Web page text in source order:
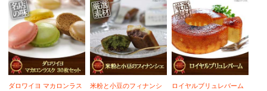
ダロワイヨ マカロンラス
米粉と小豆のフィナンシ
ロイヤルブリュレバーム